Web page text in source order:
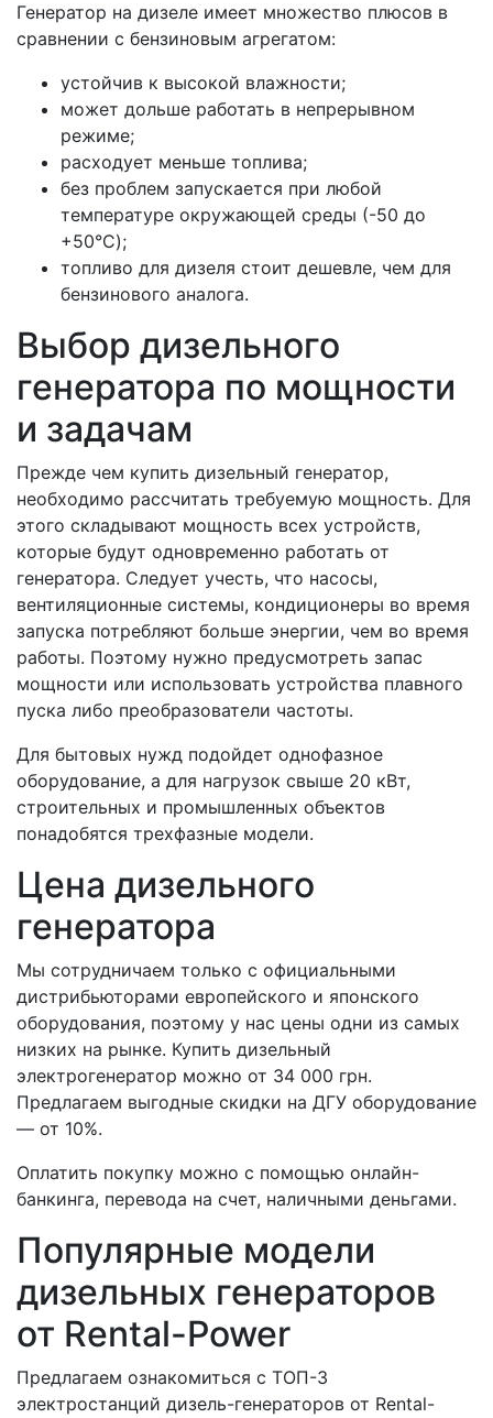
Генератор на дизеле имеет множество плюсов в
сравнении с бензиновым агрегатом:
устойчив к высокой влажности;
может дольше работать в непрерывном
режиме;
расходует меньше топлива;
без проблем запускается при любой
температуре окружающей среды (-50 до
+50°C);
топливо для дизеля стоит дешевле, чем для
бензинового аналога.
Выбор дизельного
генератора по мощности
и задачам
Прежде чем купить дизельный генератор,
необходимо рассчитать требуемую мощность. Для
этого складывают мощность всех устройств,
которые будут одновременно работать от
генератора. Следует учесть, что насосы,
вентиляционные системы, кондиционеры во время
запуска потребляют больше энергии, чем во время
работы. Поэтому нужно предусмотреть запас
мощности или использовать устройства плавного
пуска либо преобразователи частоты.
Для бытовых нужд подойдет однофазное
оборудование, а для нагрузок свыше 20 кВт,
строительных и промышленных объектов
понадобятся трехфазные модели.
Цена дизельного
генератора
Мы сотрудничаем только с официальными
дистрибьюторами европейского и японского
оборудования, поэтому у нас цены одни из самых
низких на рынке. Купить дизельный
электрогенератор можно от 34 000 грн.
Предлагаем выгодные скидки на ДГУ оборудование
— от 10%.
Оплатить покупку можно с помощью онлайн-
банкинга, перевода на счет, наличными деньгами.
Популярные модели
дизельных генераторов
от Rental-Power
Предлагаем ознакомиться с ТОП-3
электростанций дизель-генераторов от Rental-